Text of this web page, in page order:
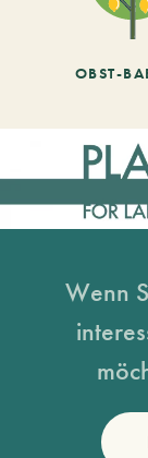
OBST-
Wenn